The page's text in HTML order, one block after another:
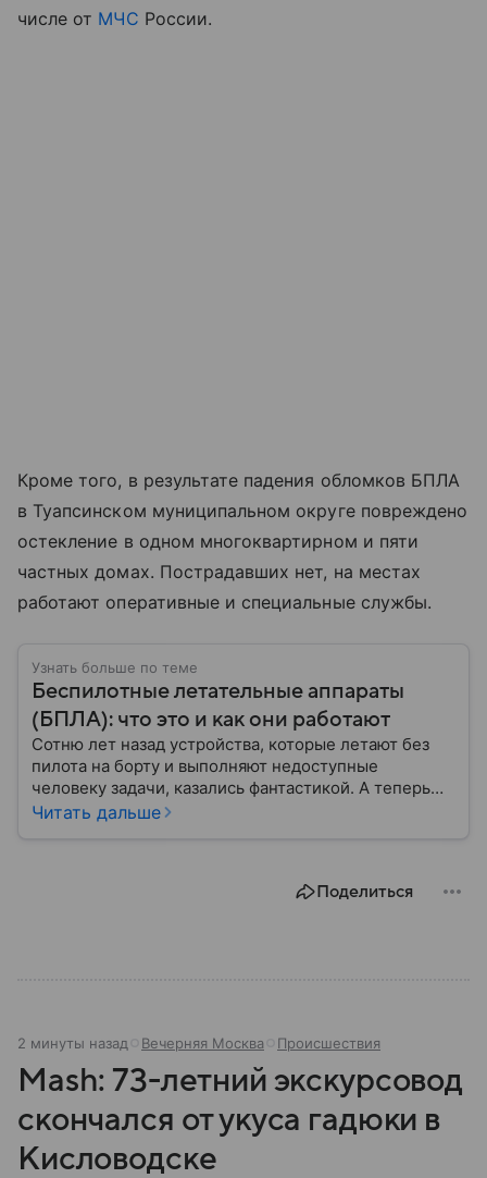
числе от МЧС России.
Кроме того, в результате падения обломков БПЛА
в Туапсинском муниципальном округе повреждено
остекление в одном многоквартирном и пяти
частных домах. Пострадавших нет, на местах
работают оперативные и специальные службы.
Узнать больше по теме
Беспилотные летательные аппараты
(БПЛА): что это и как они работают
Сотню лет назад устройства, которые летают без
пилота на борту и выполняют недоступные
человеку задачи, казались фантастикой. А теперь
они стали реальностью: собрали главное о
Читать дальше
Поделиться
2 минуты назад Вечерняя Москва Происшествия
Mash: 73-летний экскурсовод
скончался от укуса гадюки в
Кисловодске